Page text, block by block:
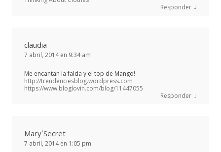
Responder ↓
claudia
7 abril, 2014 en 9:34 am
Me encantan la falda y el top de Mango!
http://trendenciesblog.wordpress.com
https://www.bloglovin.com/blog/11447055
Responder ↓
Mary´Secret
7 abril, 2014 en 1:05 pm